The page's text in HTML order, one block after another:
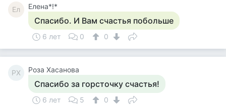
Ел Елена*!*
Спасибо. И Вам счастья побольше
6 лет 0 0
РХ Роза Хасанова
Спасибо за горсточку счастья!
6 лет 5 0